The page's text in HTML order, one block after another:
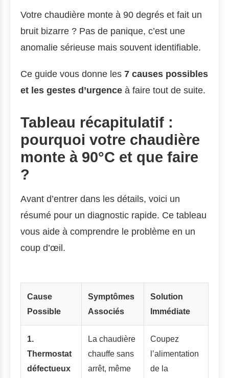
Votre chaudière monte à 90 degrés et fait un
bruit bizarre ? Pas de panique, c’est une
anomalie sérieuse mais souvent identifiable.
Ce guide vous donne les 7 causes possibles
et les gestes d’urgence à faire tout de suite.
Tableau récapitulatif :
pourquoi votre chaudière
monte à 90°C et que faire
?
Avant d’entrer dans les détails, voici un
résumé pour un diagnostic rapide. Ce tableau
vous aide à comprendre le problème en un
coup d’œil.
Cause
Possible
Symptômes
Associés
Solution
Immédiate
1.
Thermostat
défectueux
La chaudière
chauffe sans
arrêt, même
Coupez
l’alimentation
de la